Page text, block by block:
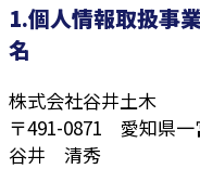
1.個人情報取扱事
名
株式会社谷井土木
〒491-0871 愛知県一
谷井 清秀